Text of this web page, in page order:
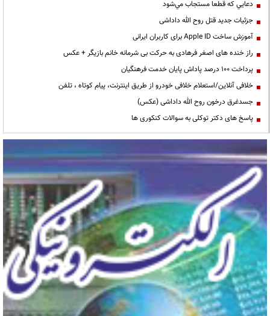
دعايي كه قطعا مستجاب مي‌شود
جزئیات جدید قتل روح الله داداشی
آموزش ساخت Apple ID برای کاربران ایرانی
راز خنده های اصغر فرهادی به حرکت بی شرمانه خانم بازیگر + عکس
پرداخت ۱۰۰ درصد پاداش پایان خدمت فرهنگیان
خلافی آنلاین/استعلام خلافی خودرو از طریق اینترنت، پیام کوتاه ، تلفن
جسدغرق درخون روح الله داداشی (عکس)
پاسخ های دکتر توکلی به سوالات کنکوری ها